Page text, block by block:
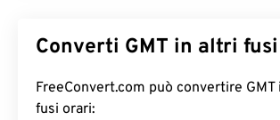
Converti GMT in altri
FreeConvert.com può convertire
fusi orari: